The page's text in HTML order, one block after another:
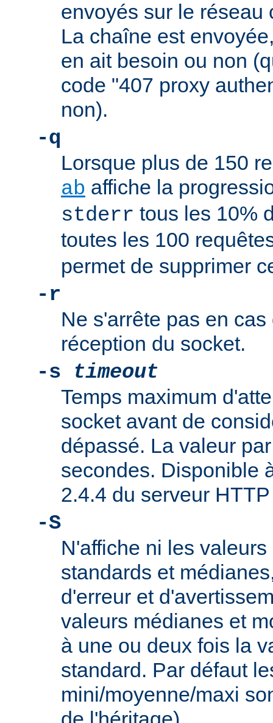
envoyés sur le réseau
La chaîne est
en ait besoin ou non
code "407 proxy
non).
-q
Lorsque plus de 150
ab affiche la
stderr tous les 10%
toutes les 100
permet de supprimer
-r
Ne s'arrête pas en
réception du socket.
-s
timeout
Temps maximum
socket avant de
dépassé. La valeur
secondes. Disponible
2.4.4 du serveur
-S
N'affiche ni les
standards et
d'erreur et
valeurs médianes et
à une ou deux fois la
standard. Par défaut
mini/moyenne/maxi